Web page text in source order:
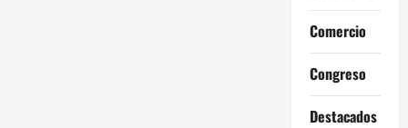
Comercio
Congreso
Destacados